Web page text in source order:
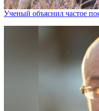
Ученый объяснил частое